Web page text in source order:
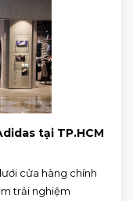
tại TP.HCM
cửa hàng chính
trải nghiệm